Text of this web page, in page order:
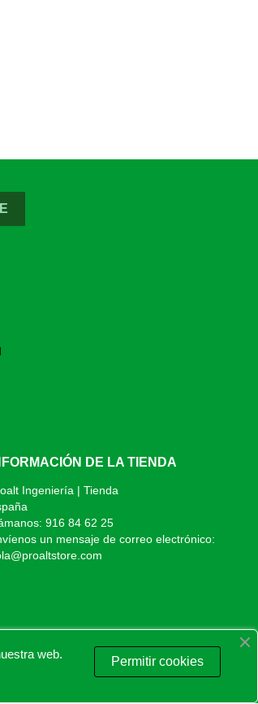
DE LA TIENDA
Ingeniería | Tienda
916 84 62 25
un mensaje de correo electrónico:
web.
Permitir cookies